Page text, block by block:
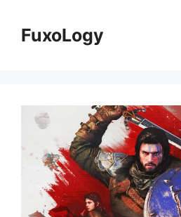
contentFuxoLogy